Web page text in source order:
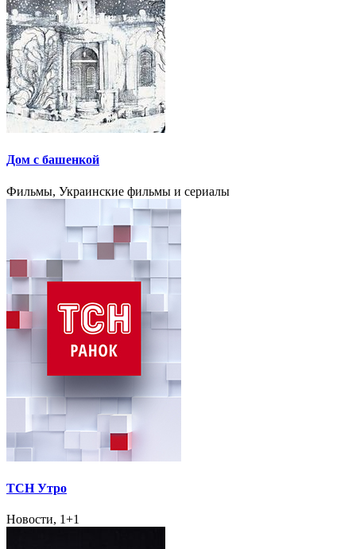
Дом с башенкой
Фильмы, Украинские фильмы и сериалы
ТСН Утро
Новости, 1+1